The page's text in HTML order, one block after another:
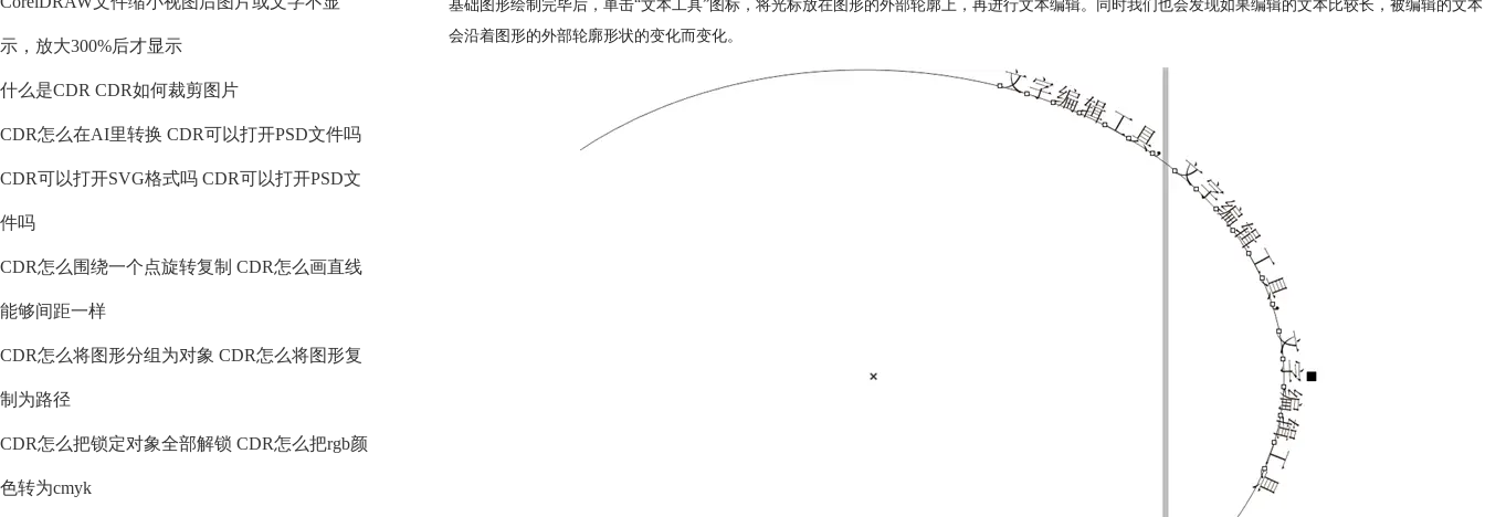
示，放大300%后才显示
什么是CDR CDR如何裁剪图片
CDR怎么在AI里转换 CDR可以打开PSD文件吗
CDR可以打开SVG格式吗 CDR可以打开PSD文
件吗
CDR怎么围绕一个点旋转复制 CDR怎么画直线
能够间距一样
CDR怎么将图形分组为对象 CDR怎么将图形复
制为路径
CDR怎么把锁定对象全部解锁 CDR怎么把rgb颜
色转为cmyk
基础图形绘制完毕后，单击“文本工具”图标，将光标放在图形的外部轮廓上，再进行文本编辑。同时我们也会发现如果编辑的文本比较长，被编辑的文本
会沿着图形的外部轮廓形状的变化而变化。